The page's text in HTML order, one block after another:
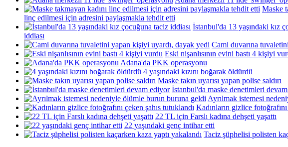
Maske
linç edilmesi için adresini paylaşmakla tehdit etti
İstanbul'da 13 yaşındaki kız
iddiası
Cami duvarına
Eski nişanlısının evini bastı 4 kişiyi
Adana'da PKK operasyonu
4 yaşındaki kızını boğarak öldürdü
Maske takın uyarısı yapan polise saldırı
İstanbul'da maske denetimleri
Ayrılmak istemesi
Kadınların gizlice
22 TL için Farslı kadına dehşeti yaşattı
22 yaşındaki genç intihar etti
Taciz şüphelisi polisten